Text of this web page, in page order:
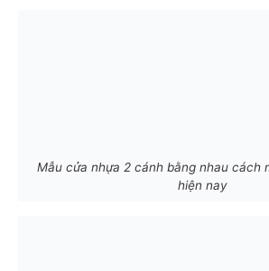
Mẫu cửa nhựa 2 cánh bằng nhau cách
hiện nay